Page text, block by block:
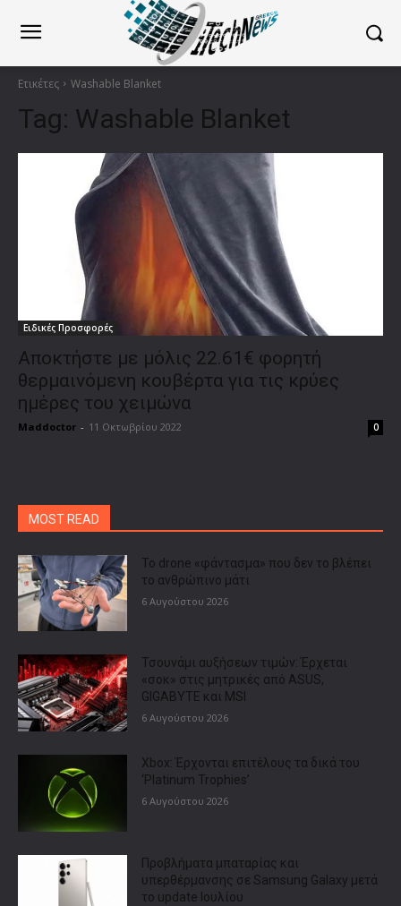
Ετικέτες Washable Blanket
Tag: Washable Blanket
Ειδικές Προσφορές
Αποκτήστε με μόλις 22.61€ φορητή
θερμαινόμενη κουβέρτα για τις κρύες
ημέρες του χειμώνα
Maddoctor - 11 Οκτωβρίου 2022 0
MOST READ
Το drone «φάντασμα» που δεν το βλέπει
το ανθρώπινο μάτι
6 Αυγούστου 2026
Τσουνάμι αυξήσεων τιμών: Έρχεται
«σοκ» στις μητρικές από ASUS,
GIGABYTE και MSI
6 Αυγούστου 2026
Xbox: Έρχονται επιτέλους τα δικά του
‘Platinum Trophies’
6 Αυγούστου 2026
Προβλήματα μπαταρίας και
υπερθέρμανσης σε Samsung Galaxy μετά
το update Ιουλίου